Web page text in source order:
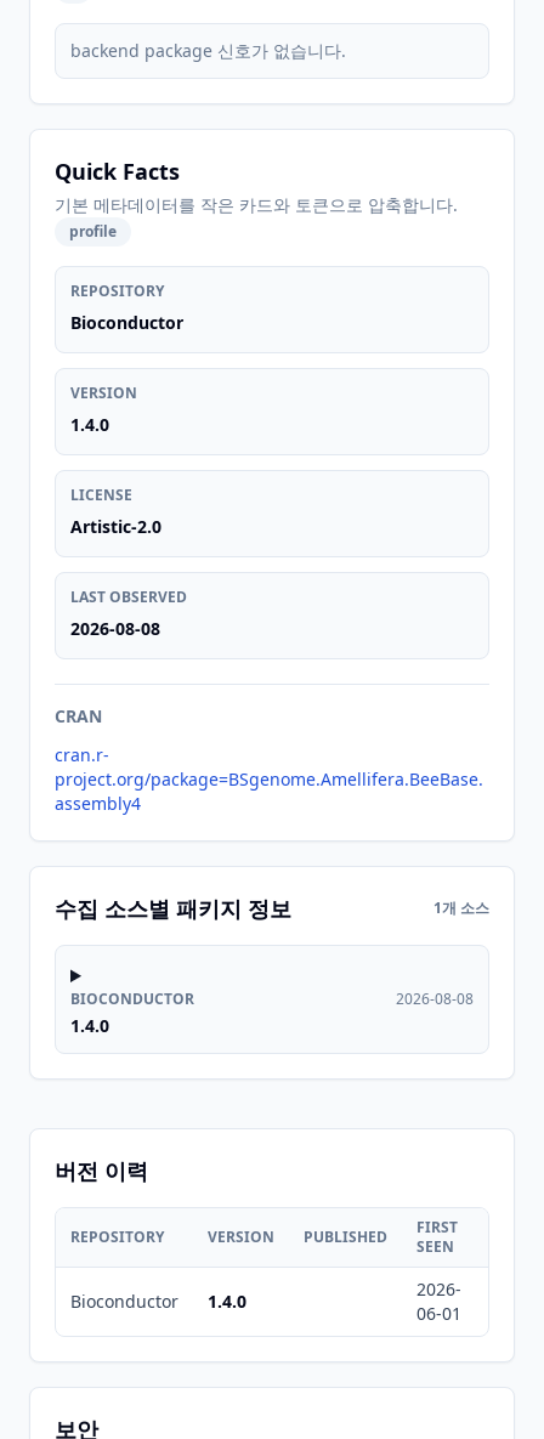
backend package 신호가 없습니다.
Quick Facts
기본 메타데이터를 작은 카드와 토큰으로 압축합니다.
profile
REPOSITORY
Bioconductor
VERSION
1.4.0
LICENSE
Artistic-2.0
LAST OBSERVED
2026-08-08
CRAN
cran.r-
project.org/package=BSgenome.Amellifera.BeeBase.
assembly4
수집 소스별 패키지 정보 1개 소스
BIOCONDUCTOR
1.4.0
2026-08-08
버전 이력
REPOSITORY VERSION PUBLISHED
FIRST
SEEN
Bioconductor 1.4.0
2026-
06-01
보안